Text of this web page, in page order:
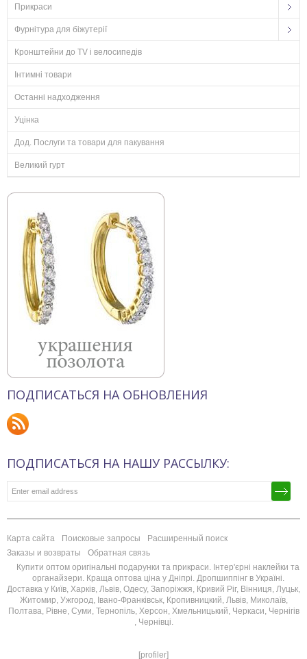
Прикраси
Фурнітура для біжутерії
Кронштейни до TV і велосипедів
Інтимні товари
Останні надходження
Уцінка
Дод. Послуги та товари для пакування
Великий гурт
ПОДПИСАТЬСЯ НА ОБНОВЛЕНИЯ
ПОДПИСАТЬСЯ НА НАШУ РАССЫЛКУ:
Карта сайта Поисковые запросы
Расширенный поиск
Заказы и возвраты
Обратная связь
Купити оптом оригінальні подарунки та прикраси. Інтер'єрні наклейки та
органайзери. Краща оптова ціна у Дніпрі. Дропшиппінг в Україні.
Доставка у Київ, Харків, Львів, Одесу, Запоріжжя, Кривий Ріг, Вінниця, Луцьк,
Житомир, Ужгород, Івано-Франківськ, Кропивницкий, Львів, Миколаїв,
Полтава, Рівне, Суми, Тернопіль, Херсон, Хмельницький, Черкаси, Чернігів
, Чернівці.
[profiler]